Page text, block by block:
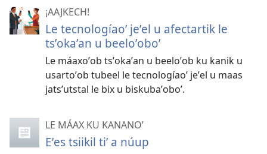
¡AAJKECH!
Le tecnologíaoʼ jeʼel u afectartik le
tsʼokaʼan u beeloʼoboʼ
Le máaxoʼob tsʼokaʼan u beeloʼob ku kanik u
usartoʼob tubeel le tecnologíaoʼ jeʼel u maas
jatsʼutstal le bix u biskubaʼoboʼ.
LE MÁAX KU KANANOʼ
Eʼes tsiikil tiʼ a núup